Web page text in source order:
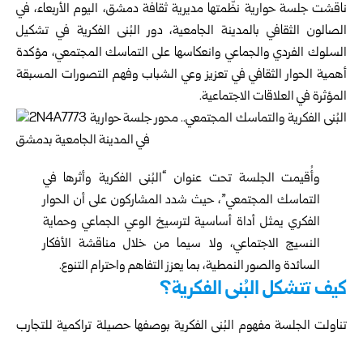
ناقشت جلسة حوارية نظّمتها مديرية ثقافة دمشق، اليوم الأربعاء، في
الصالون الثقافي بالمدينة الجامعية، دور البُنى الفكرية في تشكيل
السلوك الفردي والجماعي وانعكاسها على التماسك المجتمعي، مؤكدة
أهمية الحوار الثقافي في تعزيز وعي الشباب وفهم التصورات المسبقة
المؤثرة في العلاقات الاجتماعية.
وأُقيمت الجلسة تحت عنوان “البُنى الفكرية وأثرها في
التماسك المجتمعي”، حيث شدد المشاركون على أن الحوار
الفكري يمثل أداة أساسية لترسيخ الوعي الجماعي وحماية
النسيج الاجتماعي، ولا سيما من خلال مناقشة الأفكار
السائدة والصور النمطية، بما يعزز التفاهم واحترام التنوع.
كيف تتشكل البُنى الفكرية؟
تناولت الجلسة مفهوم البُنى الفكرية بوصفها حصيلة تراكمية للتجارب